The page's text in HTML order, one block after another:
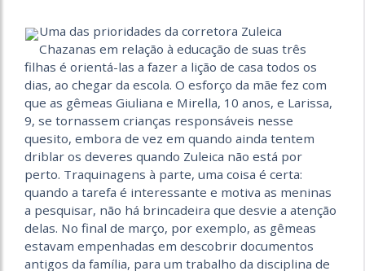
Uma das prioridades da corretora Zuleica
Chazanas em relação à educação de suas três
filhas é orientá-las a fazer a lição de casa todos os
dias, ao chegar da escola. O esforço da mãe fez com
que as gêmeas Giuliana e Mirella, 10 anos, e Larissa,
9, se tornassem crianças responsáveis nesse
quesito, embora de vez em quando ainda tentem
driblar os deveres quando Zuleica não está por
perto. Traquinagens à parte, uma coisa é certa:
quando a tarefa é interessante e motiva as meninas
a pesquisar, não há brincadeira que desvie a atenção
delas. No final de março, por exemplo, as gêmeas
estavam empenhadas em descobrir documentos
antigos da família, para um trabalho da disciplina de